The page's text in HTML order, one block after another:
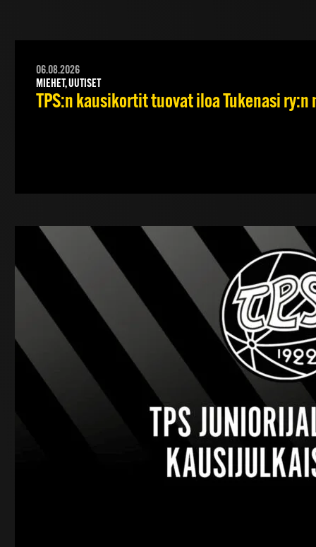
06.08.2026
MIEHET, UUTISET
TPS:n kausikortit tuovat iloa Tukenasi